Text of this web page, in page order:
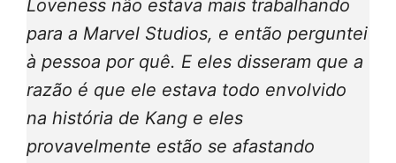
Loveness não estava mais trabalhando
para a Marvel Studios, e então perguntei
à pessoa por quê. E eles disseram que a
razão é que ele estava todo envolvido
na história de Kang e eles
provavelmente estão se afastando